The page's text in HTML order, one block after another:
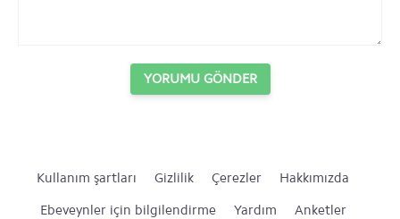
YORUMU GÖNDER
Kullanım şartları Gizlilik Çerezler
Hakkımızda
Ebeveynler için bilgilendirme
Yardım Anketler